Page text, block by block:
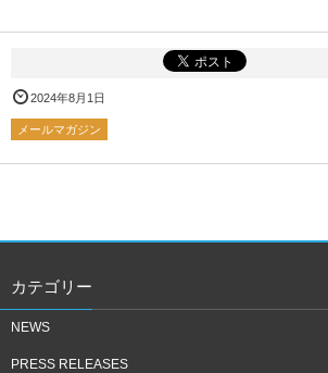
2024年8月1日
メールマガジン
カテゴリー
NEWS
PRESS RELEASES